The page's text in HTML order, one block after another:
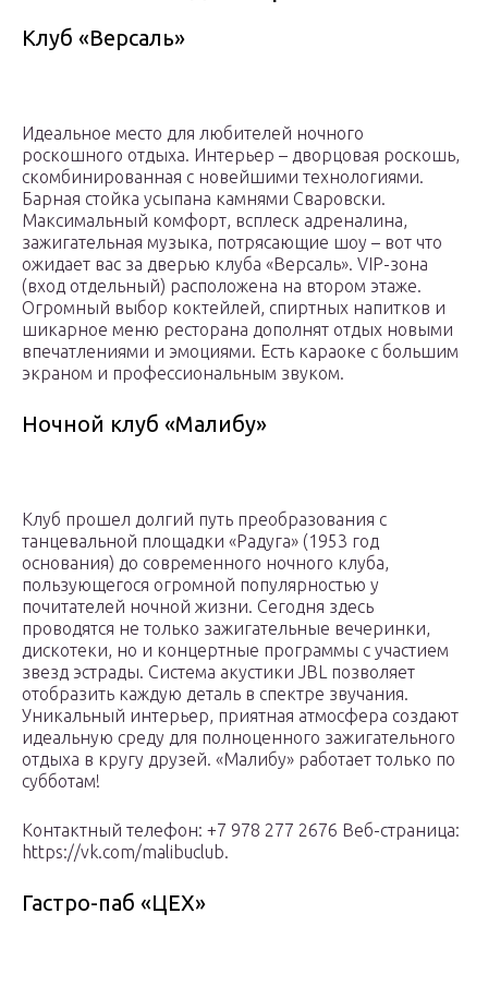
Клуб «Версаль»
Идеальное место для любителей ночного
роскошного отдыха. Интерьер – дворцовая роскошь,
скомбинированная с новейшими технологиями.
Барная стойка усыпана камнями Сваровски.
Максимальный комфорт, всплеск адреналина,
зажигательная музыка, потрясающие шоу – вот что
ожидает вас за дверью клуба «Версаль». VIP-зона
(вход отдельный) расположена на втором этаже.
Огромный выбор коктейлей, спиртных напитков и
шикарное меню ресторана дополнят отдых новыми
впечатлениями и эмоциями. Есть караоке с большим
экраном и профессиональным звуком.
Ночной клуб «Малибу»
Клуб прошел долгий путь преобразования с
танцевальной площадки «Радуга» (1953 год
основания) до современного ночного клуба,
пользующегося огромной популярностью у
почитателей ночной жизни. Сегодня здесь
проводятся не только зажигательные вечеринки,
дискотеки, но и концертные программы с участием
звезд эстрады. Система акустики JBL позволяет
отобразить каждую деталь в спектре звучания.
Уникальный интерьер, приятная атмосфера создают
идеальную среду для полноценного зажигательного
отдыха в кругу друзей. «Малибу» работает только по
субботам!
Контактный телефон: +7 978 277 2676 Веб-страница:
https://vk.com/malibuclub.
Гастро-паб «ЦЕХ»